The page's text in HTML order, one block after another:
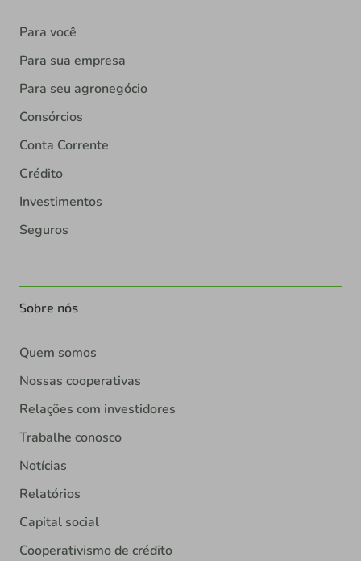
Para você
Para sua empresa
Para seu agronegócio
Consórcios
Conta Corrente
Crédito
Investimentos
Seguros
Sobre nós
Quem somos
Nossas cooperativas
Relações com investidores
Trabalhe conosco
Notícias
Relatórios
Capital social
Cooperativismo de crédito